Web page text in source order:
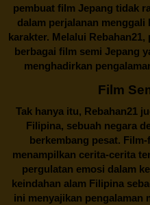
pembuat film Jepang tidak
dalam perjalanan
karakter. Melalui Rebahan21,
berbagai film semi Jepang
menghadirkan
Film
Tak hanya itu, Rebahan21
Filipina, sebuah negara
berkembang pesat.
menampilkan cerita-cerita
pergulatan emosi dalam
keindahan alam Filipina
ini menyajikan pengalaman